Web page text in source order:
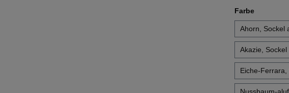
Farbeauswählen
Ahorn, Sockel
Akazie, Sockel
Eiche-Ferrara,